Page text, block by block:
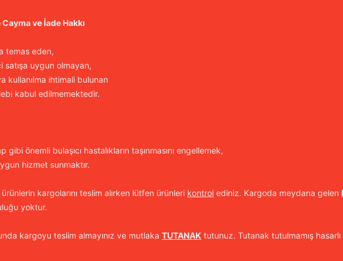
ve İade Hakkı
temas eden,
satışa uygun olmayan,
kullanılma ihtimali bulunan
kabul edilmemektedir.
önemli bulaşıcı hastalıkların taşınmasını engellemek,
hizmet sunmaktır.
kargolarını teslim alırken lütfen ürünleri kontrol ediniz. Kargoda meydana gelen
yoktur.
kargoyu teslim almayınız ve mutlaka TUTANAK tutunuz. Tutanak tutulmamış